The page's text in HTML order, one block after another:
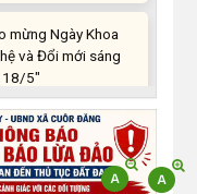
mừng Ngày Khoa
và Đổi mới sáng
18/5"
thoại giữa lãnh
thanh niên, thiếu
xã năm 2026